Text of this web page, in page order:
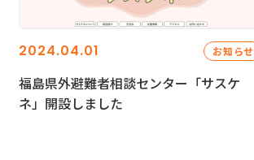
2024.04.01 お知らせ
福島県外避難者相談センター「サスケ
ネ」開設しました